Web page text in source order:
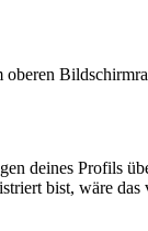
deines Profils
bist, wäre